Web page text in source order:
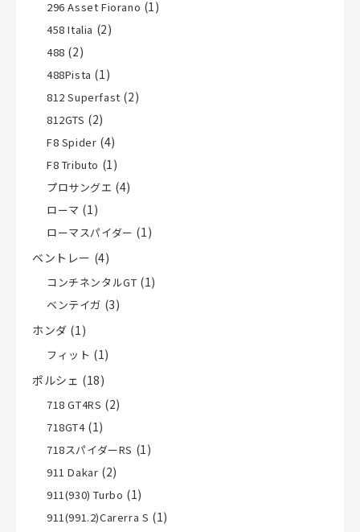
296 Asset Fiorano (1)
458 Italia (2)
488 (2)
488Pista (1)
812 Superfast (2)
812GTS (2)
F8 Spider (4)
F8 Tributo (1)
プロサングエ (4)
ローマ (1)
ローマスパイダー (1)
ベントレー (4)
コンチネンタルGT (1)
ベンテイガ (3)
ホンダ (1)
フィット (1)
ポルシェ (18)
718 GT4RS (2)
718GT4(1)
718スパイダーRS (1)
911 Dakar (2)
911(930) Turbo (1)
911(991.2)Carerra S (1)